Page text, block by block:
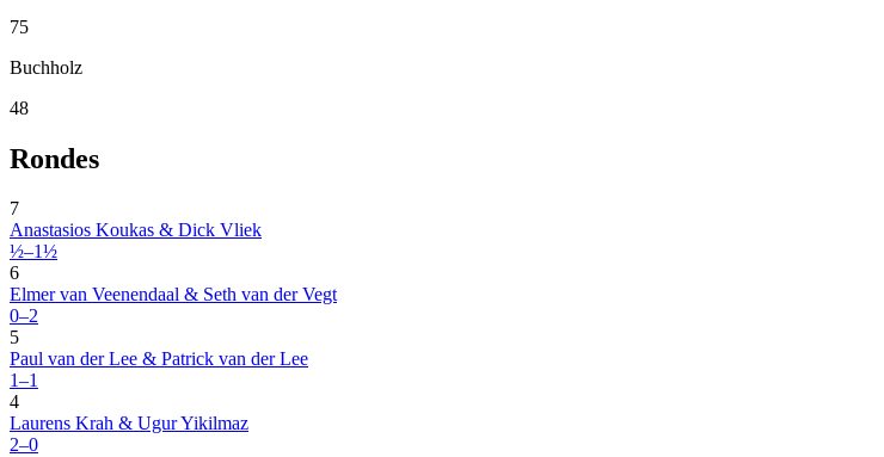
75
Buchholz
48
Rondes
7
Anastasios Koukas & Dick Vliek
½–1½
6
Elmer van Veenendaal & Seth van der Vegt
0–2
5
Paul van der Lee & Patrick van der Lee
1–1
4
Laurens Krah & Ugur Yikilmaz
2–0